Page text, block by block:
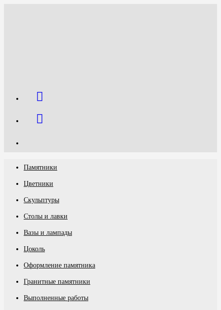
Памятники
Цветники
Скульптуры
Столы и лавки
Вазы и лампады
Цоколь
Оформление памятника
Гранитные памятники
Выполненные работы